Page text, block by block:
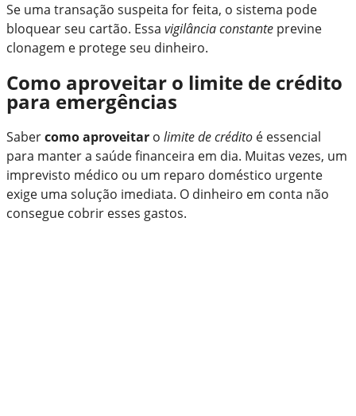
Se uma transação suspeita for feita, o sistema pode
bloquear seu cartão. Essa vigilância constante previne
clonagem e protege seu dinheiro.
Como aproveitar o limite de crédito
para emergências
Sabercomo aproveitar o limite de crédito é essencial
para manter a saúde financeira em dia. Muitas vezes, um
imprevisto médico ou um reparo doméstico urgente
exige uma solução imediata. O dinheiro em conta não
consegue cobrir esses gastos.